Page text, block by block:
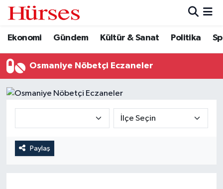
Ekonomi Gündem Kültür & Sanat Politika
Osmaniye Nöbetçi Eczaneler
Paylaş
Ekonomi
Gündem
Kültür & Sanat
Spor
Hava Durumu
Trafik Durumu
Süper Lig Puan Durumu ve Fikstür
Son Dakika Haberleri